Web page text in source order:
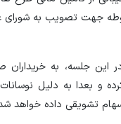
جهت تصویب به شورای
این جلسه، به
و بعدا به دلیل
تشویقی داده خواهد